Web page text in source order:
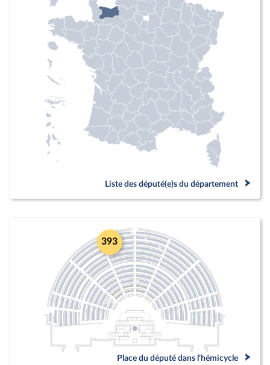
Liste des député(e)s du département
393
Place du député dans l'hémicycle